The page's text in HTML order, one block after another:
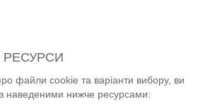
РЕСУРСИ
файли cookie та варіанти вибору, ви
наведеними нижче ресурсами: